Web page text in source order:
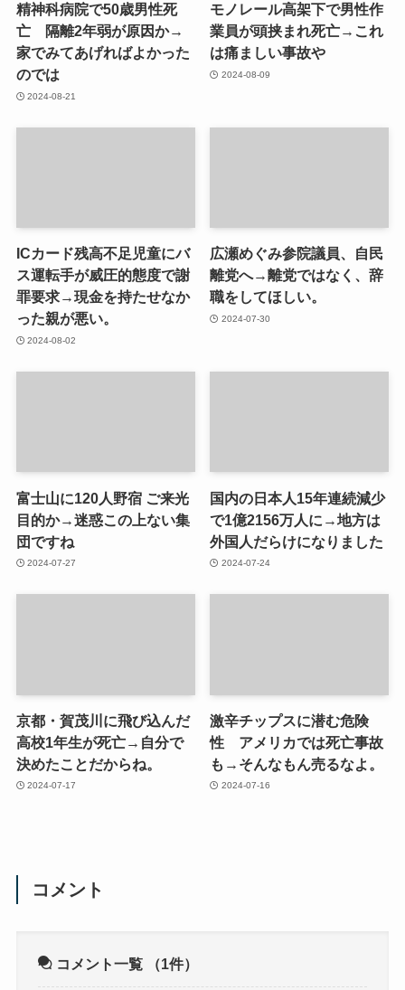
精神科病院で50歳男性死
亡 隔離2年弱が原因か→
家でみてあげればよかった
のでは
2024-08-21
モノレール高架下で男性作
業員が頭挟まれ死亡→これ
は痛ましい事故や
2024-08-09
ICカード残高不足児童にバ
ス運転手が威圧的態度で謝
罪要求→現金を持たせなか
った親が悪い。
2024-08-02
広瀬めぐみ参院議員、自民
離党へ→離党ではなく、辞
職をしてほしい。
2024-07-30
富士山に120人野宿 ご来光
目的か→迷惑この上ない集
団ですね
2024-07-27
国内の日本人15年連続減少
で1億2156万人に→地方は
外国人だらけになりました
2024-07-24
京都・賀茂川に飛び込んだ
高校1年生が死亡→自分で
決めたことだからね。
2024-07-17
激辛チップスに潜む危険
性 アメリカでは死亡事故
も→そんなもん売るなよ。
2024-07-16
コメント
コメント一覧 （1件）